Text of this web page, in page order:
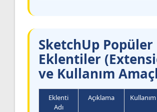
SketchUp Popüler
Eklentiler
ve Kullanım
Eklenti
Adı
Açıklama Kullanım